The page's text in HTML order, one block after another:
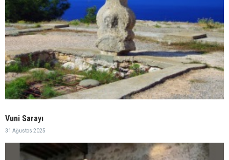
Vuni Sarayı
31 Ağustos 2025